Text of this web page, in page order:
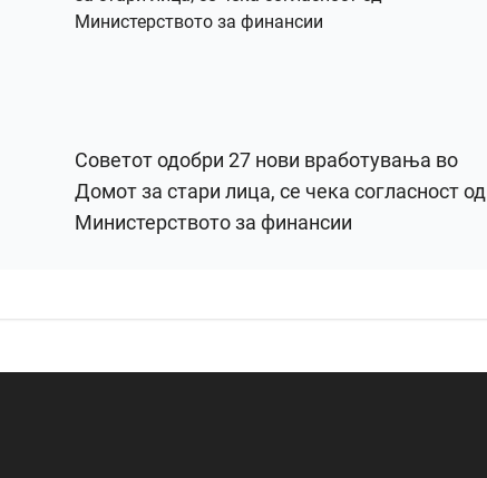
Советот одобри 27 нови вработувања во
Домот за стари лица, се чека согласност од
Министерството за финансии